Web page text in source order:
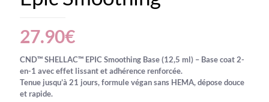
27.90€
CND™ SHELLAC™ EPIC Smoothing Base (12,5 ml) – Base coat 2-
en-1 avec effet lissant et adhérence renforcée.
Tenue jusqu’à 21 jours, formule végan sans HEMA, dépose douce
et rapide.